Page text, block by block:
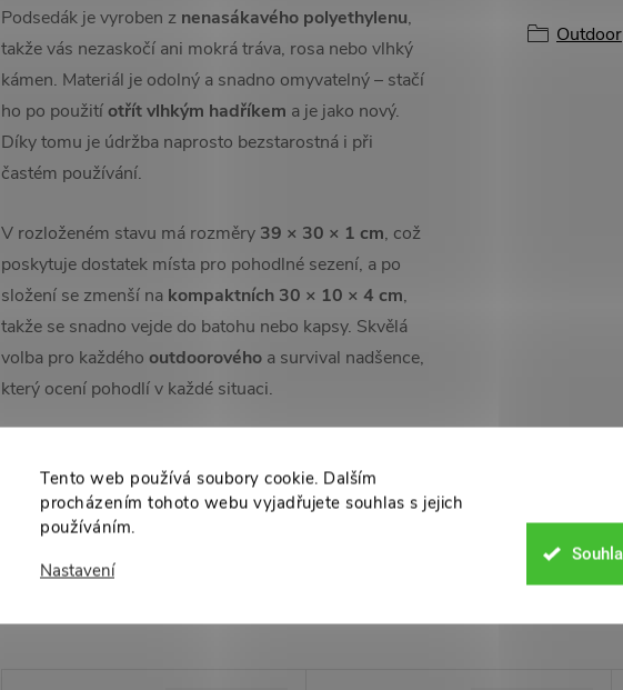
Tento web používá soubory cookie. Dalším
procházením tohoto webu vyjadřujete souhlas s jejich
používáním.
Nastavení
Podsedák je vyroben z nenasákavého polyethylenu,
takže vás nezaskočí ani mokrá tráva, rosa nebo vlhký
kámen. Materiál je odolný a snadno omyvatelný – stačí
ho po použitíotřít vlhkým hadříkem a je jako nový.
Díky tomu je údržba naprosto bezstarostná i při
častém používání.
V rozloženém stavu má rozměry 39 × 30 × 1 cm, což
poskytuje dostatek místa pro pohodlné sezení, a po
složení se zmenší na kompaktních 30 × 10 × 4 cm,
takže se snadno vejde do batohu nebo kapsy. Skvělá
volba pro každého outdoorového a survival nadšence,
který ocení pohodlí v každé situaci.
Outdoor
High-contrast mode